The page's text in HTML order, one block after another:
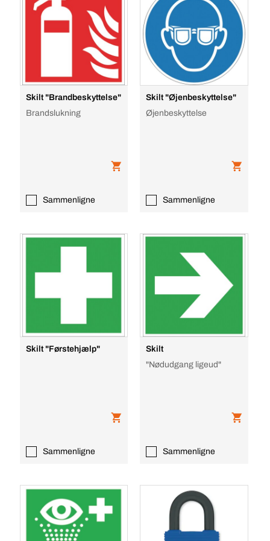
Skilt "Brandbeskyttelse"
Brandslukning
Sammenligne
Skilt "Øjenbeskyttelse"
Øjenbeskyttelse
Sammenligne
Skilt "Førstehjælp"
Sammenligne
Skilt
"Nødudgang ligeud"
Sammenligne